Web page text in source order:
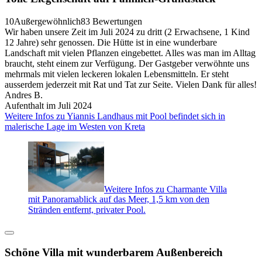
10Außergewöhnlich83 Bewertungen
Wir haben unsere Zeit im Juli 2024 zu dritt (2 Erwachsene, 1 Kind
12 Jahre) sehr genossen. Die Hütte ist in eine wunderbare
Landschaft mit vielen Pflanzen eingebettet. Alles was man im Alltag
braucht, steht einem zur Verfügung. Der Gastgeber verwöhnte uns
mehrmals mit vielen leckeren lokalen Lebensmitteln. Er steht
ausserdem jederzeit mit Rat und Tat zur Seite. Vielen Dank für alles!
Andres B.
Aufenthalt im Juli 2024
Weitere Infos zu Yiannis Landhaus mit Pool befindet sich in
malerische Lage im Westen von Kreta
Weitere Infos zu Charmante Villa
mit Panoramablick auf das Meer, 1,5 km von den
Stränden entfernt, privater Pool.
Schöne Villa mit wunderbarem Außenbereich